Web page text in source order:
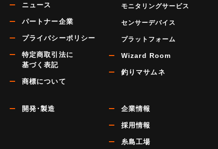
ニュース
パートナー企業
プライバシーポリシー
特定商取引法に
基づく表記
商標について
モニタリングサービス
センサーデバイス
プラットフォーム
Wizard Room
釣りマサムネ
開発･製造 企業情報
採用情報
糸島工場